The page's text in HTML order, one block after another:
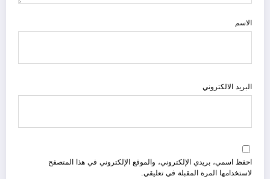
الاسم
البريد الالكتروني
احفظ اسمي، بريدي الإلكتروني، والموقع الإلكتروني في هذا المتصفح
لاستخدامها المرة المقبلة في تعليقي.